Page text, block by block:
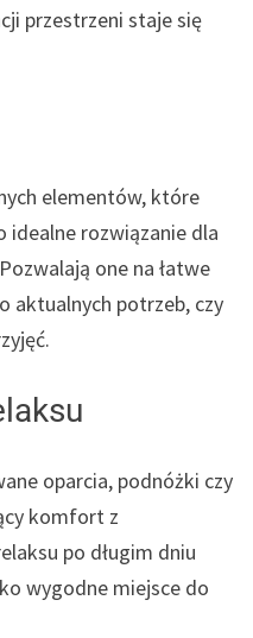
przestrzeni staje się
elementów, które
rozwiązanie dla
one na łatwe
aktualnych potrzeb, czy
oparcia, podnóżki czy
komfort z
po długim dniu
wygodne miejsce do